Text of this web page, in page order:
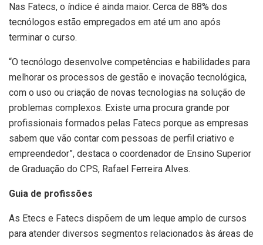
Nas Fatecs, o índice é ainda maior. Cerca de 88% dos
tecnólogos estão empregados em até um ano após
terminar o curso.
“O tecnólogo desenvolve competências e habilidades para
melhorar os processos de gestão e inovação tecnológica,
com o uso ou criação de novas tecnologias na solução de
problemas complexos. Existe uma procura grande por
profissionais formados pelas Fatecs porque as empresas
sabem que vão contar com pessoas de perfil criativo e
empreendedor”, destaca o coordenador de Ensino Superior
de Graduação do CPS, Rafael Ferreira Alves.
Guia de profissões
As Etecs e Fatecs dispõem de um leque amplo de cursos
para atender diversos segmentos relacionados às áreas de